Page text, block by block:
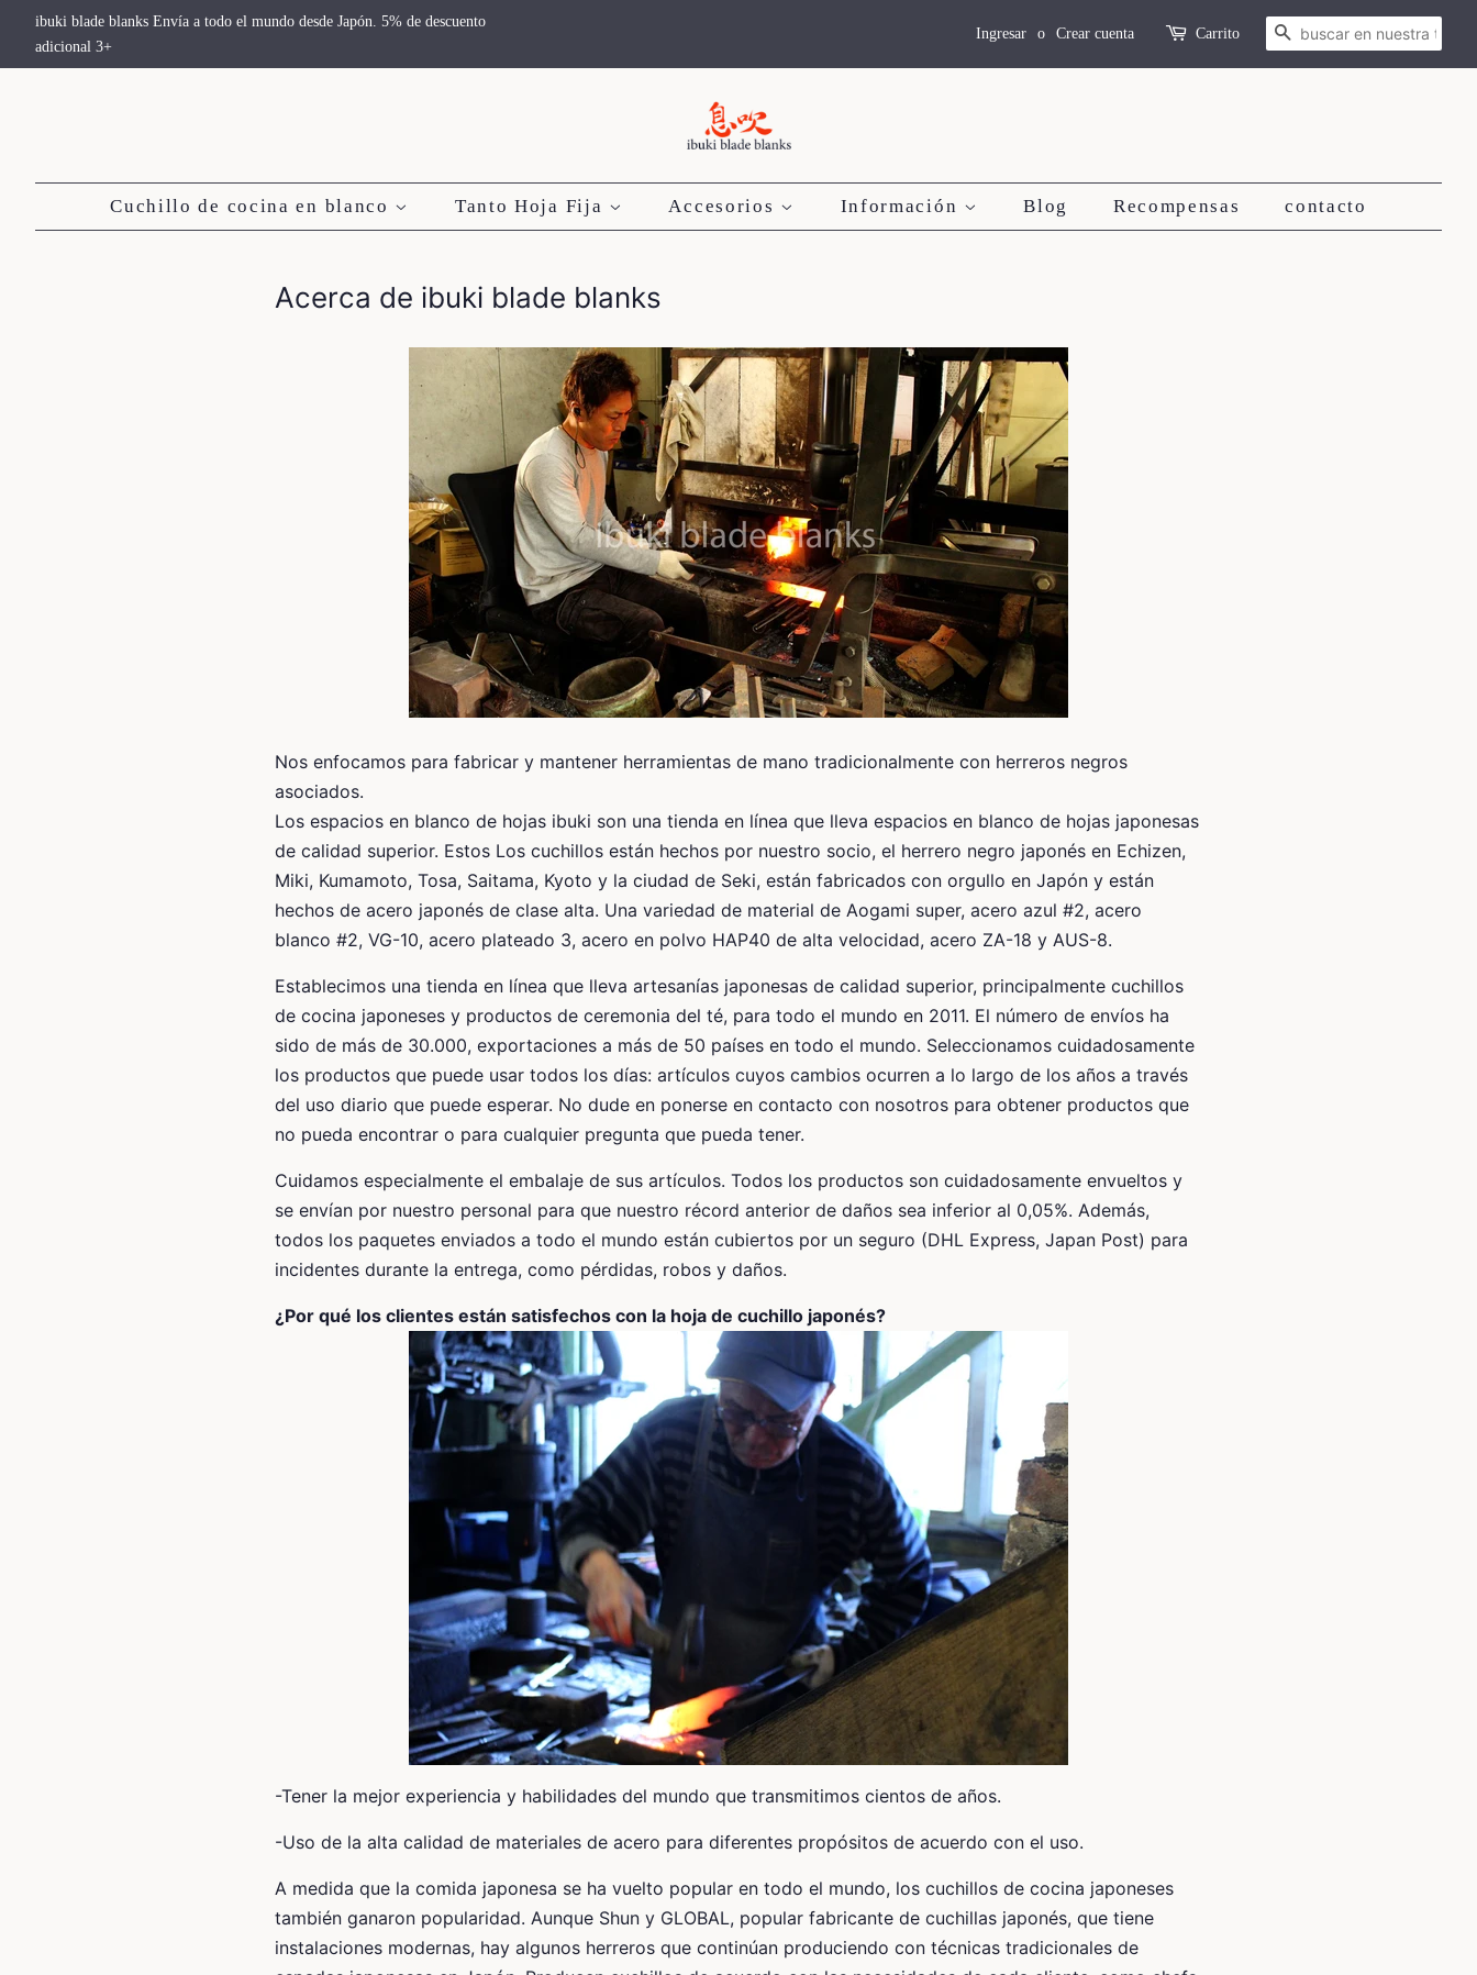
ibuki blade blanks Envía a todo el mundo desde Japón. 5% de descuento
adicional 3+
Ingresar o Crear cuenta Carrito Buscar
Cuchillo de cocina en blanco Tanto Hoja Fija Accesorios Información Blog Recompensas contacto
Acerca de ibuki blade blanks
Nos enfocamos para fabricar y mantener herramientas de mano tradicionalmente con herreros negros
asociados.
Los espacios en blanco de hojas ibuki son una tienda en línea que lleva espacios en blanco de hojas japonesas
de calidad superior. Estos Los cuchillos están hechos por nuestro socio, el herrero negro japonés en Echizen,
Miki, Kumamoto, Tosa, Saitama, Kyoto y la ciudad de Seki, están fabricados con orgullo en Japón y están
hechos de acero japonés de clase alta. Una variedad de material de Aogami super, acero azul #2, acero
blanco #2, VG-10, acero plateado 3, acero en polvo HAP40 de alta velocidad, acero ZA-18 y AUS-8.
Establecimos una tienda en línea que lleva artesanías japonesas de calidad superior, principalmente cuchillos
de cocina japoneses y productos de ceremonia del té, para todo el mundo en 2011. El número de envíos ha
sido de más de 30.000, exportaciones a más de 50 países en todo el mundo. Seleccionamos cuidadosamente
los productos que puede usar todos los días: artículos cuyos cambios ocurren a lo largo de los años a través
del uso diario que puede esperar. No dude en ponerse en contacto con nosotros para obtener productos que
no pueda encontrar o para cualquier pregunta que pueda tener.
Cuidamos especialmente el embalaje de sus artículos. Todos los productos son cuidadosamente envueltos y
se envían por nuestro personal para que nuestro récord anterior de daños sea inferior al 0,05%. Además,
todos los paquetes enviados a todo el mundo están cubiertos por un seguro (DHL Express, Japan Post) para
incidentes durante la entrega, como pérdidas, robos y daños.
¿Por qué los clientes están satisfechos con la hoja de cuchillo japonés?
-Tener la mejor experiencia y habilidades del mundo que transmitimos cientos de años.
-Uso de la alta calidad de materiales de acero para diferentes propósitos de acuerdo con el uso.
A medida que la comida japonesa se ha vuelto popular en todo el mundo, los cuchillos de cocina japoneses
también ganaron popularidad. Aunque Shun y GLOBAL, popular fabricante de cuchillas japonés, que tiene
instalaciones modernas, hay algunos herreros que continúan produciendo con técnicas tradicionales de